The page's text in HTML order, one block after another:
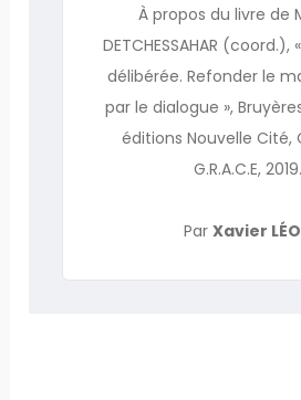
À propos du livre de
DETCHESSAHAR (coord.),
délibérée. Refonder le
par le dialogue »,
éditions Nouvelle Cité,
G.R.A.C.E, 2019.
Par Xavier